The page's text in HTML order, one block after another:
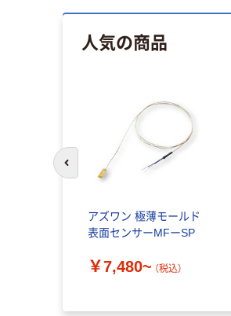
人気の商品
アズワン 極薄モールド
表面センサーMFーSP
￥7,480~ （税込）
前のスライドへ